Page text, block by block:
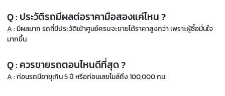
Q : ประวัติรถมีผลต่อราคามือสองแค่ไหน ?
A : มีผลมาก รถที่มีประวัติเข้าศูนย์ครบจะขายได้ราคาสูงกว่า เพราะผู้ซื้อมั่นใจ
มากขึ้น
Q : ควรขายรถตอนไหนดีที่สุด ?
A : ก่อนรถมีอายุเกิน 5 ปี หรือก่อนเลขไมล์ถึง 100,000 กม.